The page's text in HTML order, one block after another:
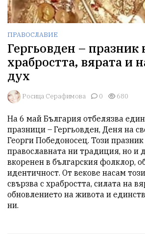
ПРАВОСЛАВИЕ
Гергьовден – празник
храбростта, вярата и
дух
Росица Серафимова 0 680
На 6 май България отбелязва
празници – Гергьовден, Деня на
Георги Победоносец. Този
православната ни традиция, но и
вкоренен в българския фолклор,
идентичност. От векове насам
свързва с храбростта, силата на
обновлението на живота и
ни.